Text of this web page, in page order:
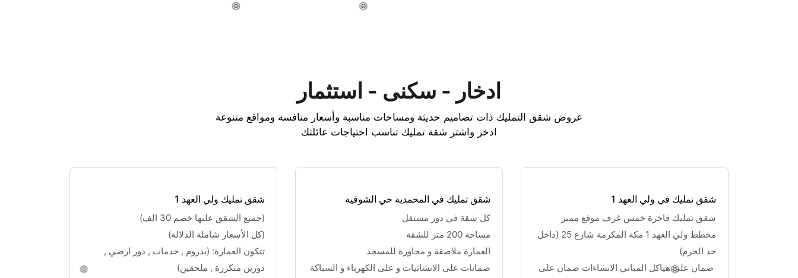
ادخار - سكنى - استثمار
عروض شقق التمليك ذات تصاميم حديثة ومساحات مناسبة وأسعار منافسة ومواقع متنوعة
ادخر واشتر شقة تمليك تناسب احتياجات عائلتك
شقق تمليك في ولي العهد 1
حد الحرم)
شقق تمليك في المحمدية حي الشوقية
كل شقة في دور مستقل
مساحة 200 متر للشقة
العمارة ملاصقة و مجاورة للمسجد
ضمانات على الانشائيات و على الكهرباء و السباكة
شقق تمليك ولي العهد 1
(جميع الشقق عليها خصم 30 الف)
(كل الأسعار شاملة الدلالة)
دورين متكررة , ملحقين)